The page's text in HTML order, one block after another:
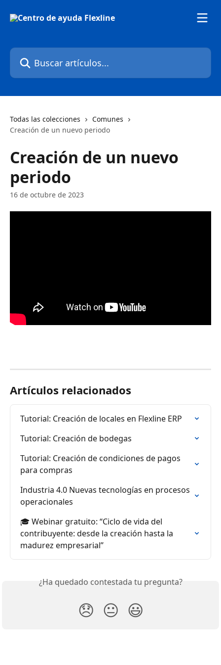
Buscar artículos...
Todas las colecciones
Comunes
Creación de un nuevo periodo
Creación de un nuevo
periodo
16 de octubre de 2023
Artículos relacionados
Tutorial: Creación de locales en Flexline ERP
Tutorial: Creación de bodegas
Tutorial: Creación de condiciones de pagos
para compras
Industria 4.0 Nuevas tecnologías en procesos
operacionales
🎓 Webinar gratuito: “Ciclo de vida del
contribuyente: desde la creación hasta la
madurez empresarial”
¿Ha quedado contestada tu pregunta?
😞 😐 😃